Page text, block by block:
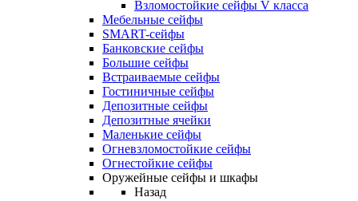
Взломостойкие сейфы V класса
Мебельные сейфы
SMART-сейфы
Банковские сейфы
Большие сейфы
Встраиваемые сейфы
Гостиничные сейфы
Депозитные сейфы
Депозитные ячейки
Маленькие сейфы
Огневзломостойкие сейфы
Огнестойкие сейфы
Оружейные сейфы и шкафы
Назад